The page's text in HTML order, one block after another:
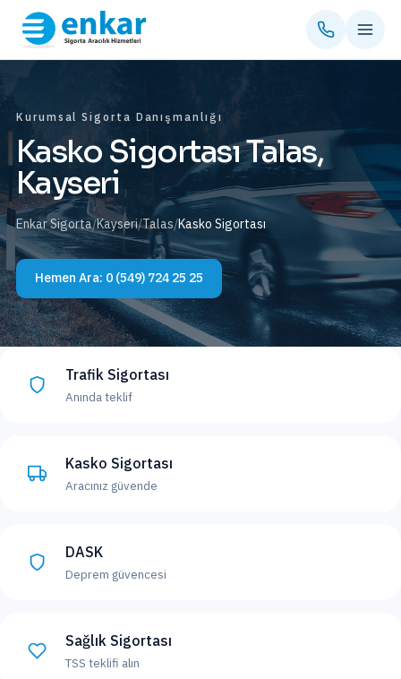
Kurumsal Sigorta Danışmanlığı
Kasko Sigortası Talas,
Kayseri
Enkar Sigorta/Kayseri/Talas/Kasko Sigortası
Hemen Ara: 0 (549) 724 25 25
Trafik Sigortası
Anında teklif
Kasko Sigortası
Aracınız güvende
DASK
Deprem güvencesi
Sağlık Sigortası
TSS teklifi alın